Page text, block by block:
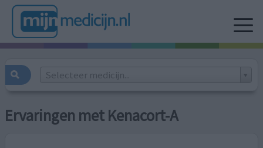
Selecteer medicijn...
Ervaringen met Kenacort-A